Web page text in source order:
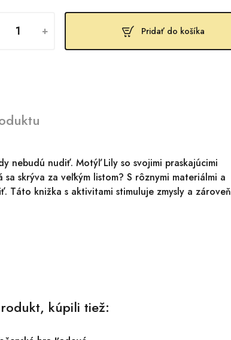
+ Pridať do košíka
nebudú nudiť. Motýľ Lily so svojimi praskajúcimi
skrýva za veľkým listom? S rôznymi materiálmi a
Táto knižka s aktivitami stimuluje zmysly a zároveň
kúpili tiež: